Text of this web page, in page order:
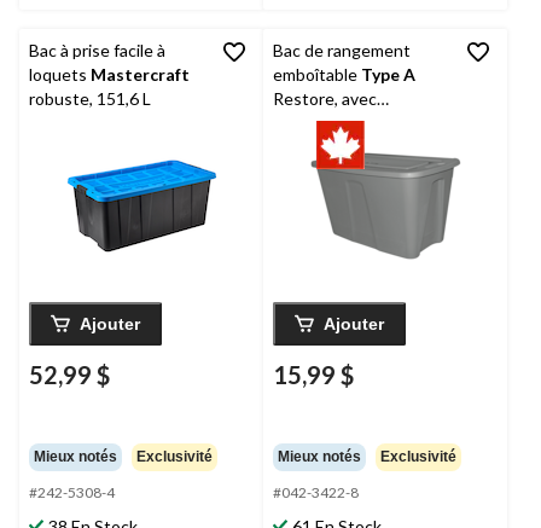
Bac à prise facile à
loquets Mastercraft
robuste, 151,6 L
Ajouter
52,99 $
Mieux notés Exclusivité
#242-5308-4
Bac de rangement
emboîtable Type A
Restore, avec
couvercle, gris, 121 L
Ajouter
15,99 $
Mieux notés Exclusivité
#042-3422-8